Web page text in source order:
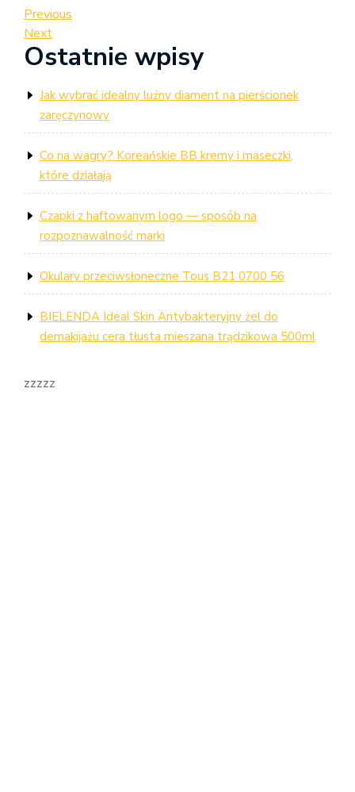
Nawigacja
wpisu
Previous
Post
Previous
Next
Post
Next
Ostatnie wpisy
Jak wybrać idealny luźny diament na pierścionek
zaręczynowy
Co na wagry? Koreańskie BB kremy i maseczki,
które działają
Czapki z haftowanym logo — sposób na
rozpoznawalność marki
Okulary przeciwsłoneczne Tous B21 0700 56
BIELENDA Ideal Skin Antybakteryjny żel do
demakijażu cera tłusta mieszana trądzikowa 500ml
zzzzz